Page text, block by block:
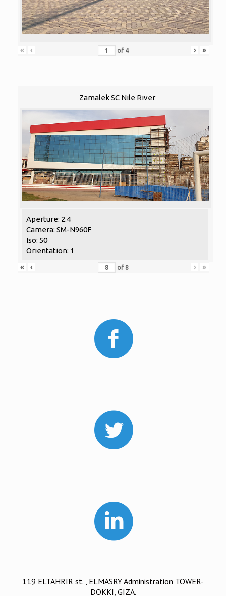
« ‹ of 4 › »
Zamalek SC Nile River
Aperture: 2.4
Camera: SM-N960F
Iso: 50
Orientation: 1
«
‹ of 8 › »
119 ELTAHRIR st. , ELMASRY Administration TOWER-
DOKKI, GIZA.